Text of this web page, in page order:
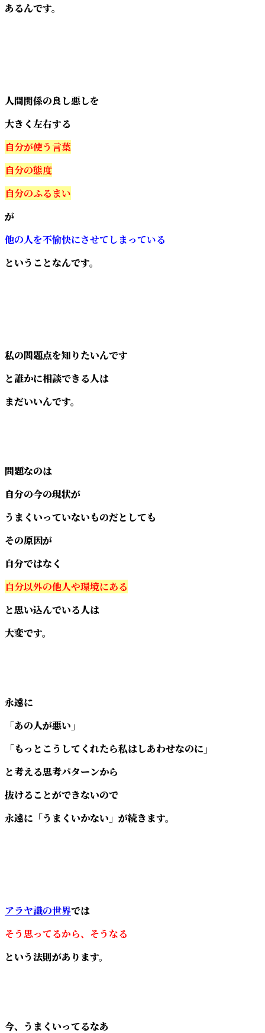
あるんです。
人間関係の良し悪しを
大きく左右する
自分が使う言葉
自分の態度
自分のふるまい
が
他の人を不愉快にさせてしまっている
ということなんです。
私の問題点を知りたいんです
と誰かに相談できる人は
まだいいんです。
問題なのは
自分の今の現状が
うまくいっていないものだとしても
その原因が
自分ではなく
自分以外の他人や環境にある
と思い込んでいる人は
大変です。
永遠に
「あの人が悪い」
「もっとこうしてくれたら私はしあわせなのに」
と考える思考パターンから
抜けることができないので
永遠に「うまくいかない」が続きます。
アラヤ識の世界では
そう思ってるから、そうなる
という法則があります。
今、うまくいってるなあ